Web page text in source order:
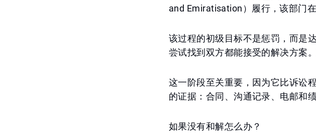
and Emiratisation）履行，该部门
该过程的初级目标不是惩罚，而是
尝试找到双方都能接受的解决方案
这一阶段至关重要，因为它比诉讼
的证据：合同、沟通记录、电邮和
如果没有和解怎么办？